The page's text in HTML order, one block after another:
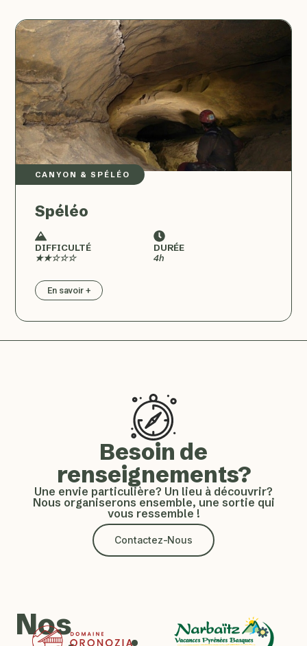
CANYON & SPÉLÉO
Spéléo
DIFFICULTÉ
★★☆☆☆
DURÉE
4h
En savoir +
Besoin de
renseignements?
Une envie particulière? Un lieu à découvrir?
Nous organiserons ensemble, une sortie qui
vous ressemble !
Contactez-Nous
Nos